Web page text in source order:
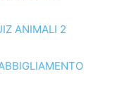
ANIMALI 2